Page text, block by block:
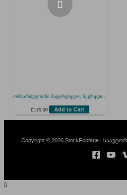
ორსართულიანი მატარებელი, ზედხედი...
₾ 170.00 Add to Cart
Copyright © 2026 StockFootage |